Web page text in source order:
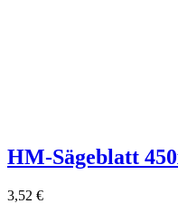
HM-Sägeblatt
3,52 €